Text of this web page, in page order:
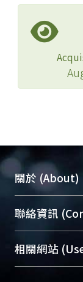
關於 (About)
臺大位居世
展現本校豐
機構典藏（
台，成為臺
聯絡資訊
總館學科館員
醫學圖書館
相關網站